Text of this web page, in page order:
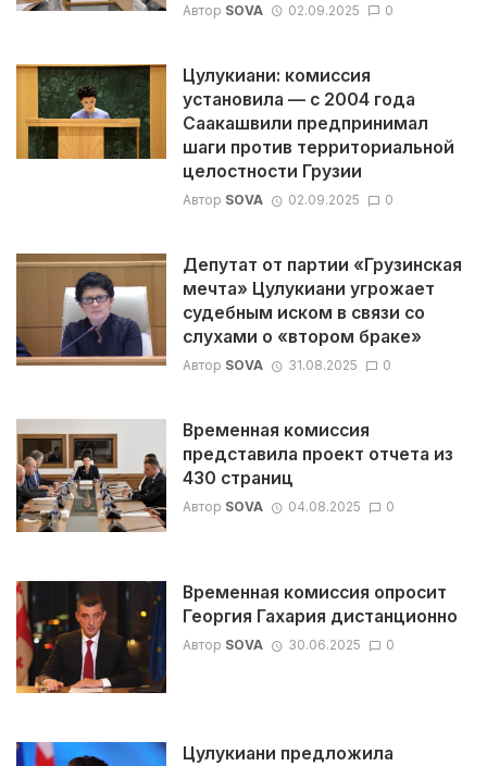
Автор SOVA 02.09.2025 0
Цулукиани: комиссия
установила — с 2004 года
Саакашвили предпринимал
шаги против территориальной
целостности Грузии
Автор SOVA 02.09.2025 0
Депутат от партии «Грузинская
мечта» Цулукиани угрожает
судебным иском в связи со
слухами о «втором браке»
Автор SOVA 31.08.2025 0
Временная комиссия
представила проект отчета из
430 страниц
Автор SOVA 04.08.2025 0
Временная комиссия опросит
Георгия Гахария дистанционно
Автор SOVA 30.06.2025 0
Цулукиани предложила